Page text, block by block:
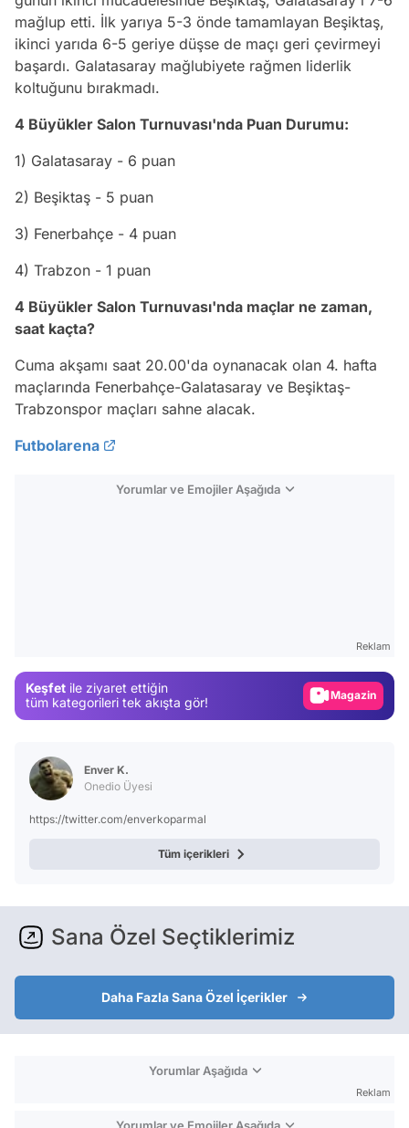
mağlup etti. İlk yarıya 5-3 önde tamamlayan Beşiktaş,
ikinci yarıda 6-5 geriye düşse de maçı geri çevirmeyi
başardı. Galatasaray mağlubiyete rağmen liderlik
koltuğunu bırakmadı.
4 Büyükler Salon Turnuvası'nda Puan Durumu:
1) Galatasaray - 6 puan
2) Beşiktaş - 5 puan
3) Fenerbahçe - 4 puan
4) Trabzon - 1 puan
4 Büyükler Salon Turnuvası'nda maçlar ne zaman,
saat kaçta?
Cuma akşamı saat 20.00'da oynanacak olan 4. hafta
maçlarında Fenerbahçe-Galatasaray ve Beşiktaş-
Trabzonspor maçları sahne alacak.
Futbolarena
Yorumlar ve Emojiler Aşağıda
Reklam
Keşfet ile ziyaret ettiğin
tüm kategorileri tek akışta gör!
Magazin
Enver K.
Onedio Üyesi
https://twitter.com/enverkoparmal
Tüm içerikleri
Sana Özel Seçtiklerimiz
Daha Fazla Sana Özel İçerikler
Yorumlar Aşağıda
Reklam